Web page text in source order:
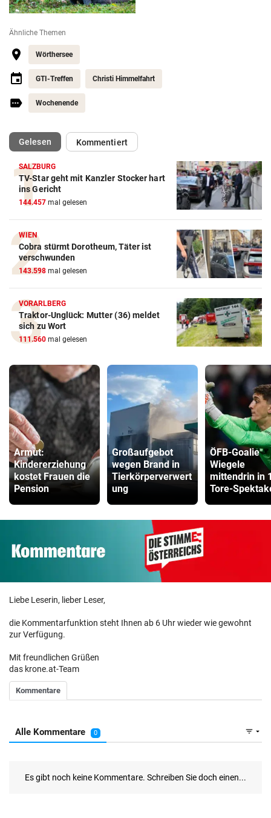
Ähnliche Themen
Wörthersee
GTI-Treffen Christi Himmelfahrt
Wochenende
Gelesen(ausgewählt)Kommentiert
SALZBURG
TV-Star geht mit Kanzler Stocker hart
ins Gericht
144.457 mal gelesen
WIEN
Cobra stürmt Dorotheum, Täter ist
verschwunden
143.598 mal gelesen
VORARLBERG
Traktor-Unglück: Mutter (36) meldet
sich zu Wort
111.560 mal gelesen
Armut:
Kindererziehung
kostet Frauen die
Pension
Großaufgebot
wegen Brand in
Tierkörperverwert
ung
ÖFB-Goalie
Wiegele
mittendrin in
Tore-
Liebe Leserin, lieber Leser,
die Kommentarfunktion steht Ihnen ab 6 Uhr wieder wie gewohnt
zur Verfügung.
Mit freundlichen Grüßen
das krone.at-Team